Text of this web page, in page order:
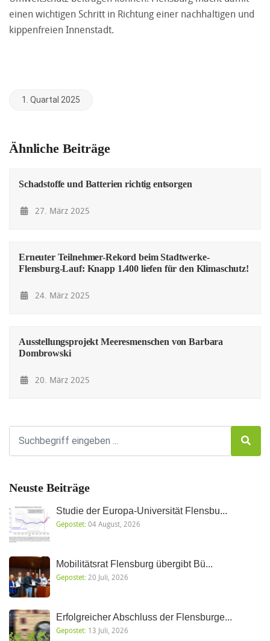
einen wichtigen Schritt in Richtung einer nachhaltigen und
kippenfreien Innenstadt.
1. Quartal 2025
Ähnliche Beiträge
Schadstoffe und Batterien richtig entsorgen
27. März 2025
Erneuter Teilnehmer-Rekord beim Stadtwerke-
Flensburg-Lauf: Knapp 1.400 liefen für den Klimaschutz!
24. März 2025
Ausstellungsprojekt Meeresmenschen von Barbara
Dombrowski
20. März 2025
Neuste Beiträge
Studie der Europa-Universität Flensbu...
Gepostet:04 August, 2026
Mobilitätsrat Flensburg übergibt Bü...
Gepostet: 20 Juli, 2026
Erfolgreicher Abschluss der Flensburge...
Gepostet: 13 Juli, 2026